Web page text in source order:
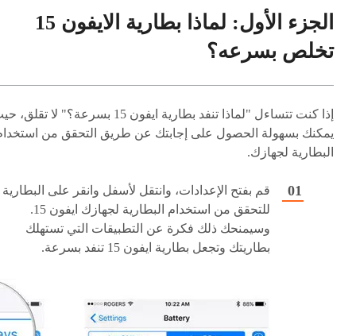
الجزء الأول: لماذا بطارية الايفون 15
تخلص بسرعه؟
إذا كنت تتساءل "لماذا تنفد بطارية ايفون 15 بسرعة؟" لا
يمكنك بسهولة الحصول على إجابتك عن طريق التحقق من
البطارية لجهازك.
قم بفتح الإعدادات، وانتقل لأسفل وانقر على البطارية
للتحقق من استخدام البطارية لجهازك ايفون 15.
وسيمنحك ذلك فكرة عن التطبيقات التي تستهلك
بطاريتك وتجعل بطارية ايفون 15 تنفد بسرعة.